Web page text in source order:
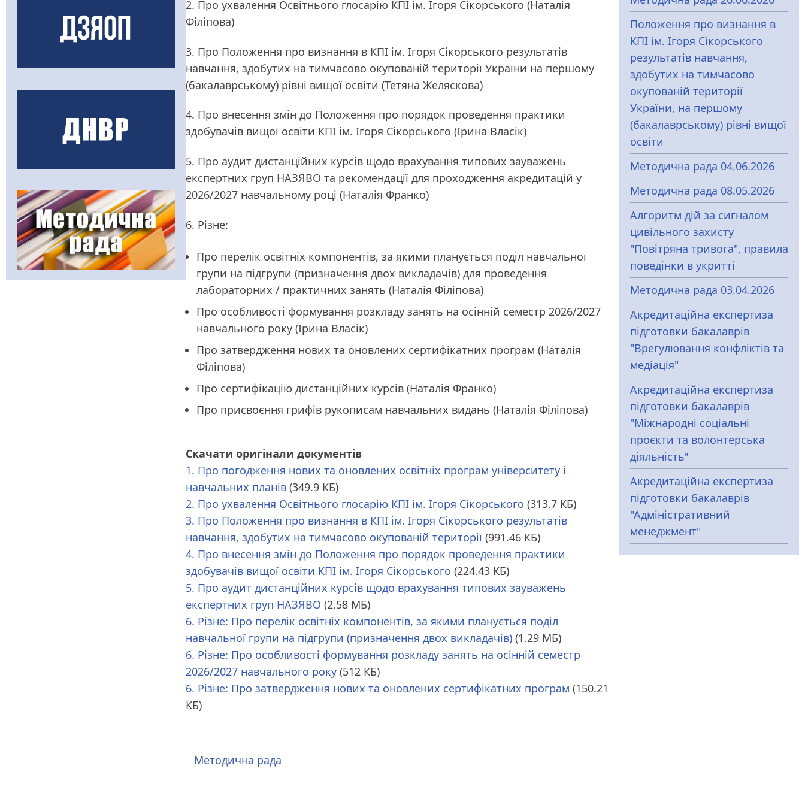
2. Про ухвалення Освітнього глосарію КПІ ім. Ігоря Сікорського (Наталія
Філіпова)
3. Про Положення про визнання в КПІ ім. Ігоря Сікорського результатів
навчання, здобутих на тимчасово окупованій території України на першому
(бакалаврському) рівні вищої освіти (Тетяна Желяскова)
4. Про внесення змін до Положення про порядок проведення практики
здобувачів вищої освіти КПІ ім. Ігоря Сікорського (Ірина Власік)
5. Про аудит дистанційних курсів щодо врахування типових зауважень
експертних груп НАЗЯВО та рекомендації для проходження акредитацій у
2026/2027 навчальному році (Наталія Франко)
6. Різне:
Про перелік освітніх компонентів, за якими планується поділ навчальної
групи на підгрупи (призначення двох викладачів) для проведення
лабораторних / практичних занять (Наталія Філіпова)
Про особливості формування розкладу занять на осінній семестр 2026/2027
навчального року (Ірина Власік)
Про затвердження нових та оновлених сертифікатних програм (Наталія
Філіпова)
Про сертифікацію дистанційних курсів (Наталія Франко)
Про присвоєння грифів рукописам навчальних видань (Наталія Філіпова)
Скачати оригінали документів
1. Про погодження нових та оновлених освітніх програм університету і
навчальних планів (349.9 КБ)
2. Про ухвалення Освітнього глосарію КПІ ім. Ігоря Сікорського (313.7 КБ)
3. Про Положення про визнання в КПІ ім. Ігоря Сікорського результатів
навчання, здобутих на тимчасово окупованій території (991.46 КБ)
4. Про внесення змін до Положення про порядок проведення практики
здобувачів вищої освіти КПІ ім. Ігоря Сікорського (224.43 КБ)
5. Про аудит дистанційних курсів щодо врахування типових зауважень
експертних груп НАЗЯВО (2.58 МБ)
6. Різне: Про перелік освітніх компонентів, за якими планується поділ
навчальної групи на підгрупи (призначення двох викладачів) (1.29 МБ)
6. Різне: Про особливості формування розкладу занять на осінній семестр
2026/2027 навчального року (512 КБ)
6. Різне: Про затвердження нових та оновлених сертифікатних програм (150.21
КБ)
Методична рада
Положення про визнання в
КПІ ім. Ігоря Сікорського
результатів навчання,
здобутих на тимчасово
окупованій території
України, на першому
(бакалаврському) рівні вищої
освіти
Методична рада 04.06.2026
Методична рада 08.05.2026
Алгоритм дій за сигналом
цивільного захисту
"Повітряна тривога", правила
поведінки в укритті
Методична рада 03.04.2026
Акредитаційна експертиза
підготовки бакалаврів
"Врегулювання конфліктів та
медіація"
Акредитаційна експертиза
підготовки бакалаврів
"Міжнародні соціальні
проєкти та волонтерська
діяльність"
Акредитаційна експертиза
підготовки бакалаврів
"Адміністративний
менеджмент"